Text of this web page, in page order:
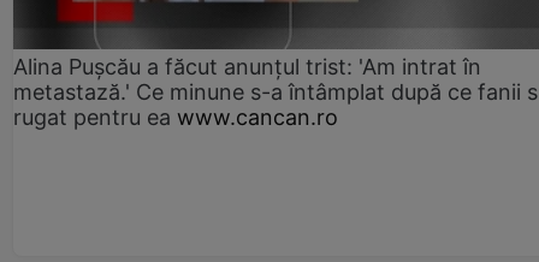
Alina Pușcău a făcut anunțul trist: 'Am intrat în
metastază.' Ce minune s-a întâmplat după ce fanii
rugat pentru ea www.cancan.ro